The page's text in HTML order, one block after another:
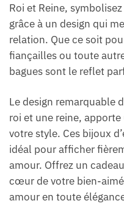
Roi et Reine,
grâce à un design qui
relation. Que ce soit
fiançailles ou toute
bagues sont le reflet
Le design remarquable
roi et une reine,
votre style. Ces bijoux
idéal pour afficher
amour. Offrez un
cœur de votre bien-
amour en toute